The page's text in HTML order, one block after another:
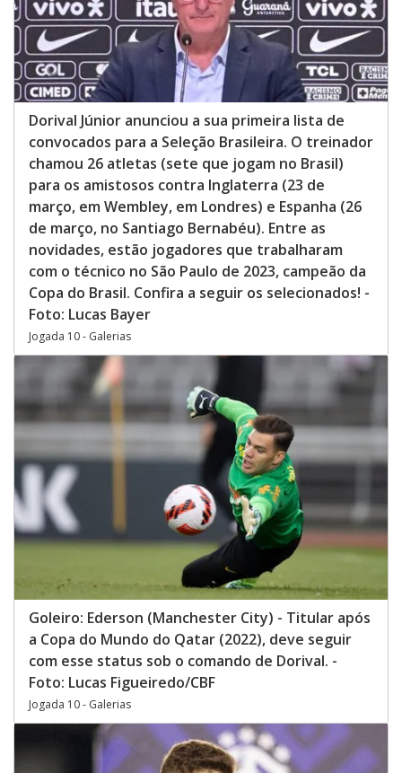
Dorival Júnior anunciou a sua primeira lista de
convocados para a Seleção Brasileira. O treinador
chamou 26 atletas (sete que jogam no Brasil)
para os amistosos contra Inglaterra (23 de
março, em Wembley, em Londres) e Espanha (26
de março, no Santiago Bernabéu). Entre as
novidades, estão jogadores que trabalharam
com o técnico no São Paulo de 2023, campeão da
Copa do Brasil. Confira a seguir os selecionados! -
Foto: Lucas Bayer
Jogada 10 - Galerias
Goleiro: Ederson (Manchester City) - Titular após
a Copa do Mundo do Qatar (2022), deve seguir
com esse status sob o comando de Dorival. -
Foto: Lucas Figueiredo/CBF
Jogada 10 - Galerias